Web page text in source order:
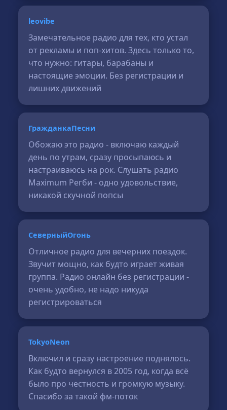
leovibe
Замечательное радио для тех, кто устал
от рекламы и поп-хитов. Здесь только то,
что нужно: гитары, барабаны и
настоящие эмоции. Без регистрации и
лишних движений
ГражданкаПесни
Обожаю это радио - включаю каждый
день по утрам, сразу просыпаюсь и
настраиваюсь на рок. Слушать радио
Maximum Регби - одно удовольствие,
никакой скучной попсы
СеверныйОгонь
Отличное радио для вечерних поездок.
Звучит мощно, как будто играет живая
группа. Радио онлайн без регистрации -
очень удобно, не надо никуда
регистрироваться
TokyoNeon
Включил и сразу настроение поднялось.
Как будто вернулся в 2005 год, когда всё
было про честность и громкую музыку.
Спасибо за такой фм-поток